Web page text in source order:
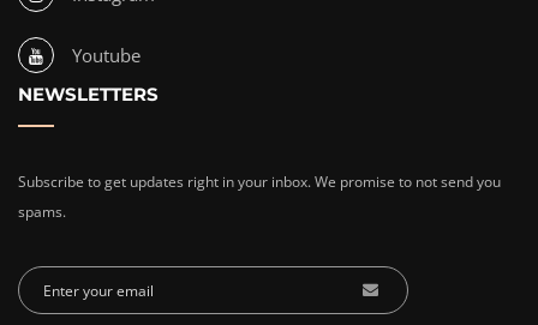
Youtube
NEWSLETTERS
Subscribe to get updates right in your inbox. We promise to not send you
spams.